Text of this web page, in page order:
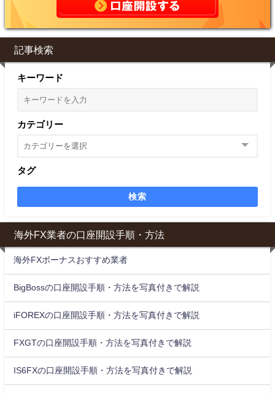
記事検索
キーワード
カテゴリー
タグ
検索
海外FX業者の口座開設手順・方法
海外FXボーナスおすすめ業者
BigBossの口座開設手順・方法を写真付きで解説
iFOREXの口座開設手順・方法を写真付きで解説
FXGTの口座開設手順・方法を写真付きで解説
IS6FXの口座開設手順・方法を写真付きで解説